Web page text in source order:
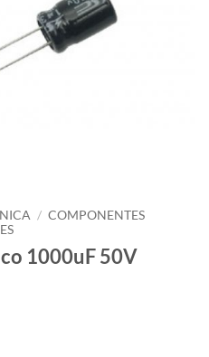
/ COMPONENTES
1000uF 50V